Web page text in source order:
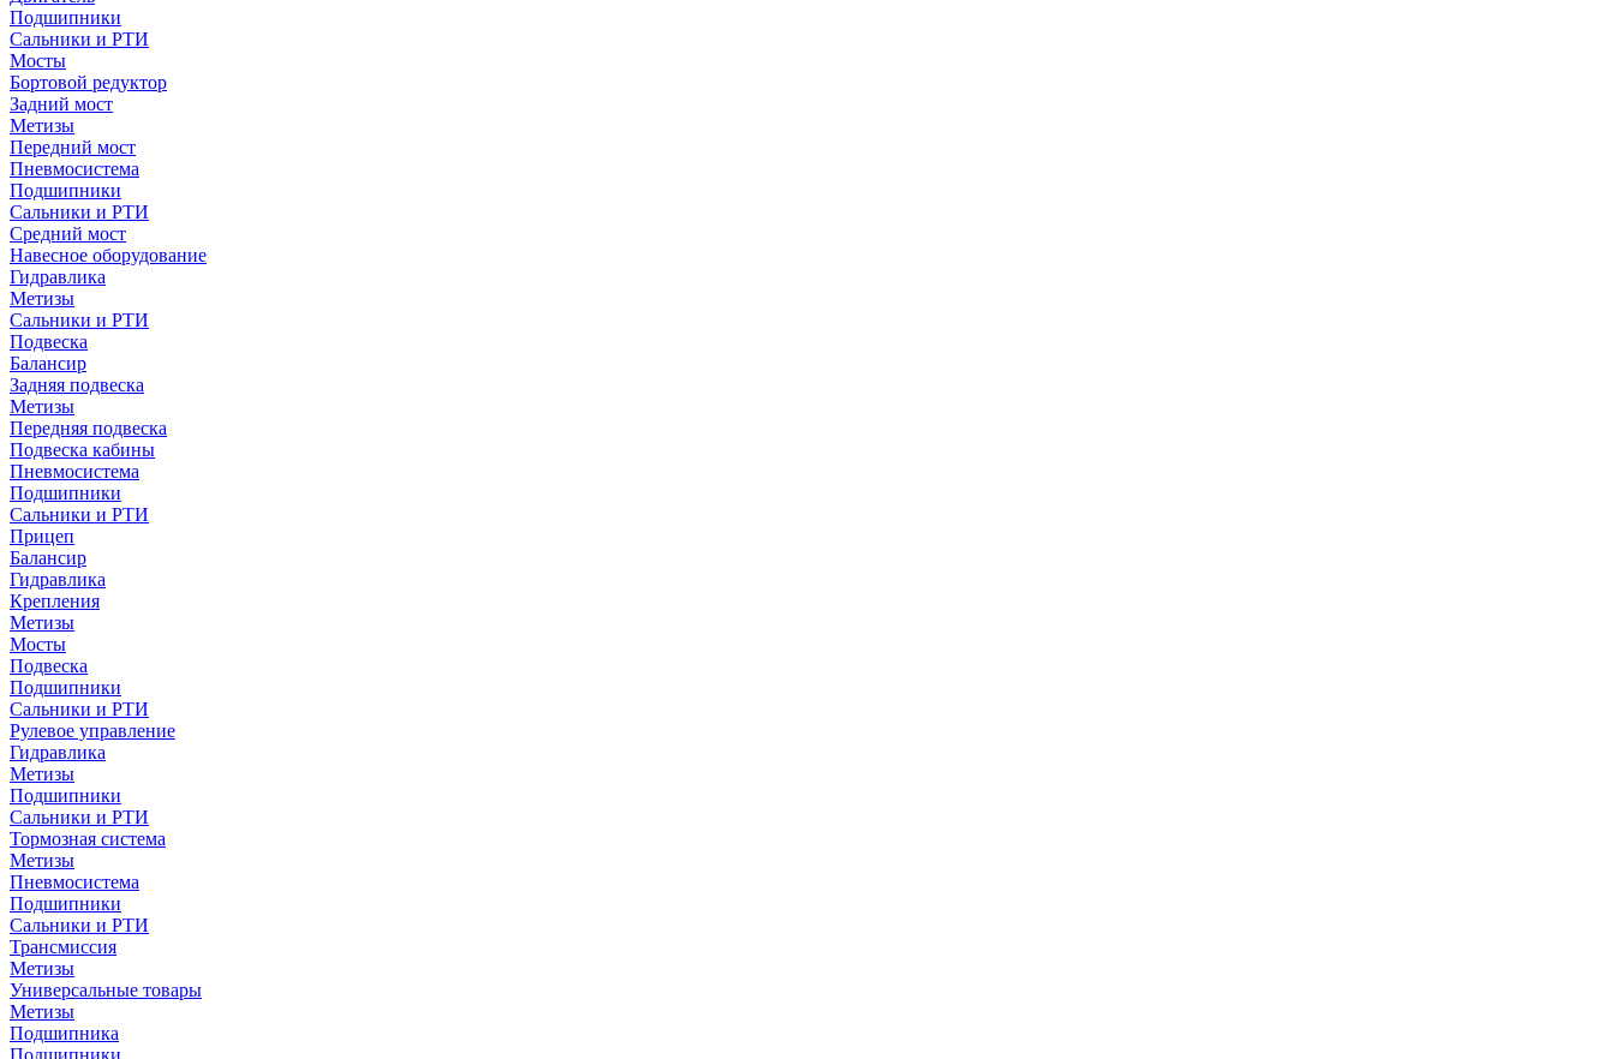
Подшипники
Сальники и РТИ
Мосты
Бортовой редуктор
Задний мост
Метизы
Передний мост
Пневмосистема
Подшипники
Сальники и РТИ
Средний мост
Навесное оборудование
Гидравлика
Метизы
Сальники и РТИ
Подвеска
Балансир
Задняя подвеска
Метизы
Передняя подвеска
Подвеска кабины
Пневмосистема
Подшипники
Сальники и РТИ
Прицеп
Балансир
Гидравлика
Крепления
Метизы
Мосты
Подвеска
Подшипники
Сальники и РТИ
Рулевое управление
Гидравлика
Метизы
Подшипники
Сальники и РТИ
Тормозная система
Метизы
Пневмосистема
Подшипники
Сальники и РТИ
Трансмиссия
Метизы
Универсальные товары
Метизы
Подшипника
Подшипники